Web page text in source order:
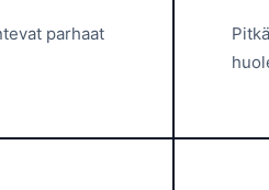
parhaat